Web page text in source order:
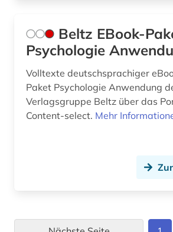
psychologische beratung (1)
psychologische diagnostik (1)
psychologischer test (1)
psychopathologie (1)
Beltz EBook-
Psychologie
Volltexte deutschsprachiger
Paket Psychologie Anwendung
Verlagsgruppe Beltz über das
Content-select. Mehr